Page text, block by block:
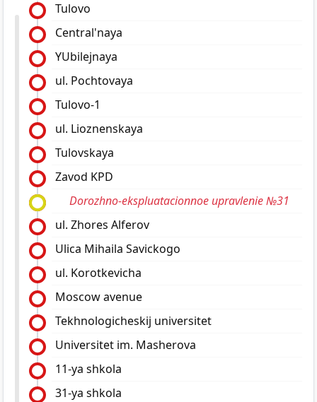
Tulovo
Central'naya
YUbilejnaya
ul. Pochtovaya
Tulovo-1
ul. Lioznenskaya
Tulovskaya
Zavod KPD
Dorozhno-ekspluatacionnoe upravlenie №31
ul. Zhores Alferov
Ulica Mihaila Savickogo
ul. Korotkevicha
Moscow avenue
Tekhnologicheskij universitet
Universitet im. Masherova
11-ya shkola
31-ya shkola